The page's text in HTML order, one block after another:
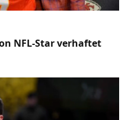
NFL-Star verhaftet